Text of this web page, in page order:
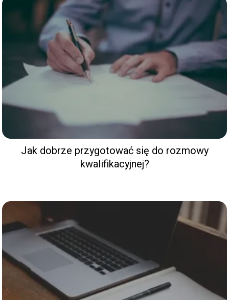
Jak dobrze przygotować się do rozmowy
kwalifikacyjnej?